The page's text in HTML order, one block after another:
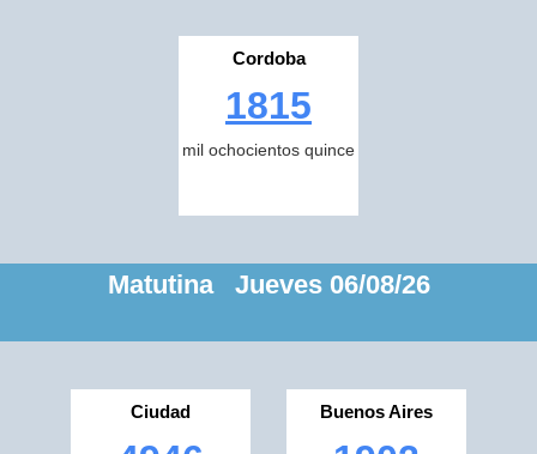
Cordoba
1815
mil ochocientos quince
Matutina Jueves 06/08/26
Ciudad Buenos Aires